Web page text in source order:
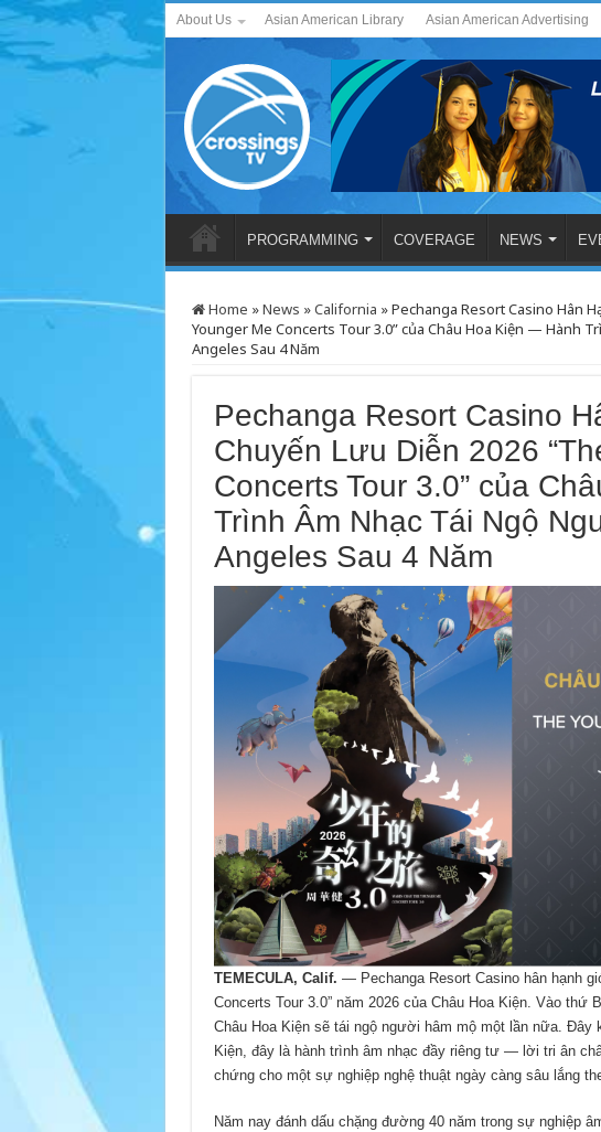
About Us Asian American Library Asian American Advertising
PROGRAMMING COVERAGE NEWS
Home »News »California »Pechanga Resort Casino Hân
Younger Me Concerts Tour 3.0” của Châu Hoa Kiện — Hành
Angeles Sau 4 Năm
Pechanga Resort Casino
Chuyến Lưu Diễn 2026
Concerts Tour 3.0” của
Trình Âm Nhạc Tái Ngộ
Angeles Sau 4 Năm
TEMECULA, Calif. — Pechanga Resort Casino hân hạnh
Concerts Tour 3.0” năm 2026 của Châu Hoa Kiện. Vào thứ
Châu Hoa Kiện sẽ tái ngộ người hâm mộ một lần nữa. Đây
Kiện, đây là hành trình âm nhạc đầy riêng tư — lời tri ân
chứng cho một sự nghiệp nghệ thuật ngày càng sâu lắng
Năm nay đánh dấu chặng đường 40 năm trong sự nghiệp